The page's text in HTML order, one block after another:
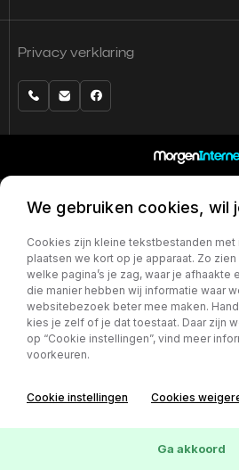
Privacy verklaring
We gebruiken cookies, wil
Cookies zijn kleine tekstbestanden met
plaatsen we kort op je apparaat. Zo
welke pagina’s je zag, waar je afhaakte
die manier hebben wij informatie waar
websitebezoek beter mee maken.
kies je zelf of je dat toestaat. Daar zijn
op “Cookie instellingen”, vind meer
voorkeuren.
Cookie instellingen Cookies
Ga akkoord